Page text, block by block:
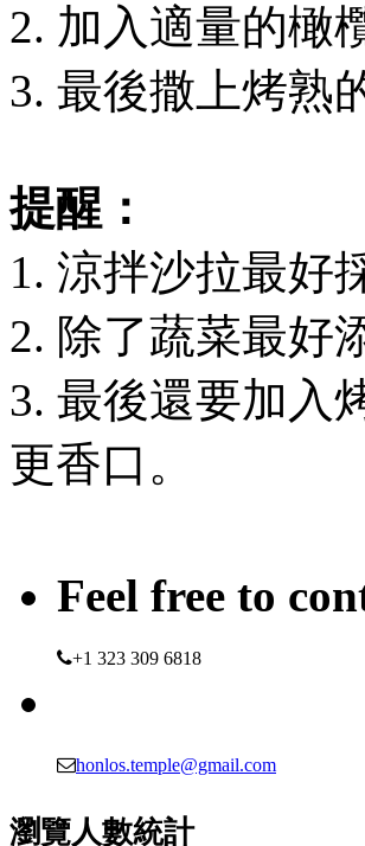
2. 加入適量的橄
3. 最後撒上烤熟
提醒：
1. 涼拌沙拉最好
2. 除了蔬菜最好
3. 最後還要加入
更香口。
Feel free to
+1 323 309 6818
honlos.temple@gmail.com
瀏覽人數統計